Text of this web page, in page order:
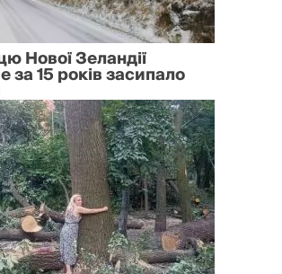
Нової Зеландії
за 15 років засипало